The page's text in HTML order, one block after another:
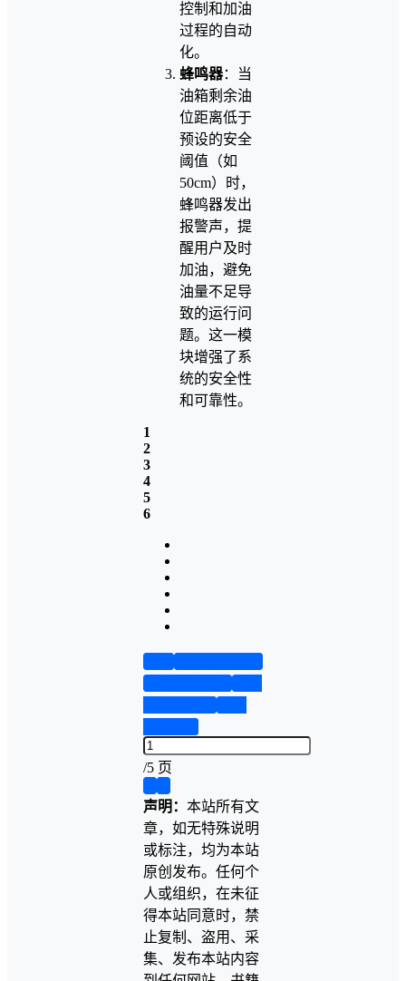
控制和加油
过程的自动
化。
蜂鸣器：当
油箱剩余油
位距离低于
预设的安全
阈值（如
50cm）时，
蜂鸣器发出
报警声，提
醒用户及时
加油，避免
油量不足导
致的运行问
题。这一模
块增强了系
统的安全性
和可靠性。
1
2
3
4
5
6
/5 页
声明： 本站所有文
章，如无特殊说明
或标注，均为本站
原创发布。任何个
人或组织，在未征
得本站同意时，禁
止复制、盗用、采
集、发布本站内容